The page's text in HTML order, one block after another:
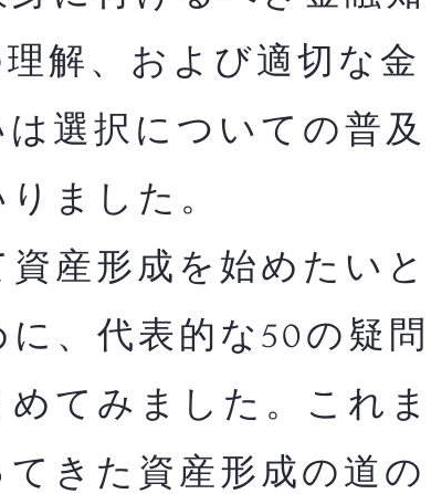
解、および適切な金
選択についての普及
りました。
産形成を始めたいと
、代表的な50の疑問
てみました。これま
きた資産形成の道の